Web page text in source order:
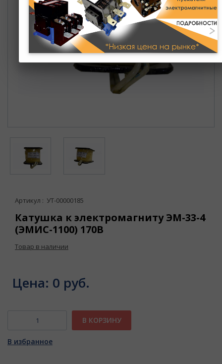
Артикул : УТ-00000185
Катушка к электромагниту ЭМ-33-4
(ЭМИС-1100) 170В
Товар в наличии
Цена: 0 руб.
В КОРЗИНУ
В избранное